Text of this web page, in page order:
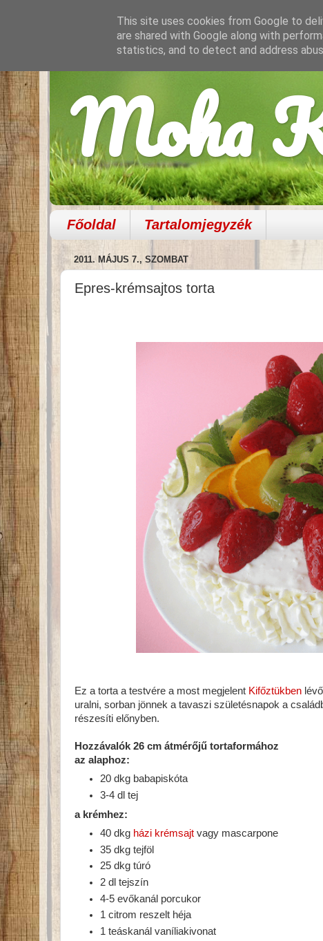
Moha
Főoldal Tartalomjegyzék
2011. MÁJUS 7., SZOMBAT
Epres-krémsajtos torta
Ez a torta a testvére a most megjelent Kifőztükben
uralni, sorban jönnek a tavaszi születésnapok a
részesíti előnyben.
Hozzávalók 26 cm átmérőjű tortaformához
az alaphoz:
20 dkg babapiskóta
3-4 dl tej
a krémhez:
40 dkg házi krémsajt vagy mascarpone
35 dkg tejföl
25 dkg túró
2 dl tejszín
4-5 evőkanál porcukor
1 citrom reszelt héja
1 teáskanál vaníliakivonat
This site uses cookies from Google to
are shared with Google along with
statistics, and to detect and address